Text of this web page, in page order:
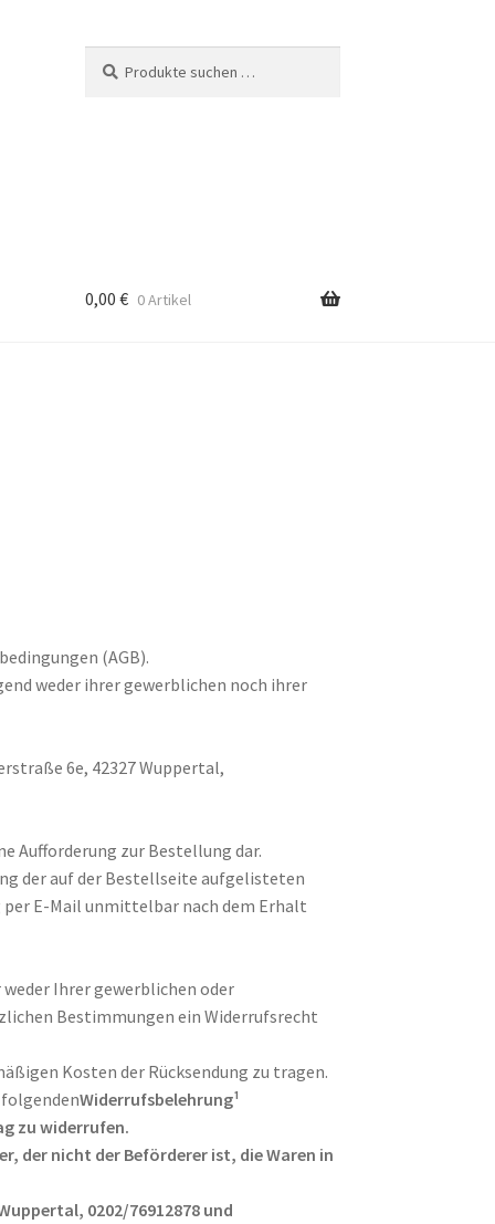
nach:
0,00 € 0 Artikel
(AGB).
weder ihrer gewerblichen noch ihrer
6e, 42327 Wuppertal,
Aufforderung zur Bestellung dar.
der auf der Bestellseite aufgelisteten
E-Mail unmittelbar nach dem Erhalt
Ihrer gewerblichen oder
Bestimmungen ein Widerrufsrecht
Kosten der Rücksendung zu tragen.
folgendenWiderrufsbelehrung¹
zu widerrufen.
der nicht der Beförderer ist, die Waren in
0202/76912878 und